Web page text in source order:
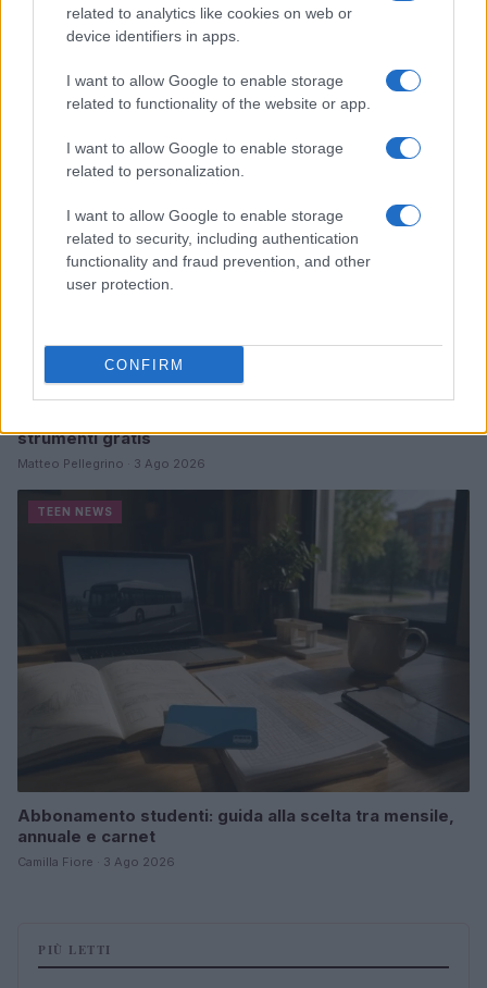
related to analytics like cookies on web or
device identifiers in apps.
I want to allow Google to enable storage
related to functionality of the website or app.
I want to allow Google to enable storage
related to personalization.
I want to allow Google to enable storage
related to security, including authentication
functionality and fraud prevention, and other
user protection.
CONFIRM
Sterling Point – L’isola dei segreti: trama, cast e
perché guardarla
strumenti gratis
Matteo Pellegrino · 3 Ago 2026
TEEN NEWS
Abbonamento studenti: guida alla scelta tra mensile,
annuale e carnet
Camilla Fiore · 3 Ago 2026
PIÙ LETTI